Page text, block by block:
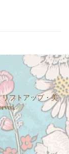
フトアップ・美